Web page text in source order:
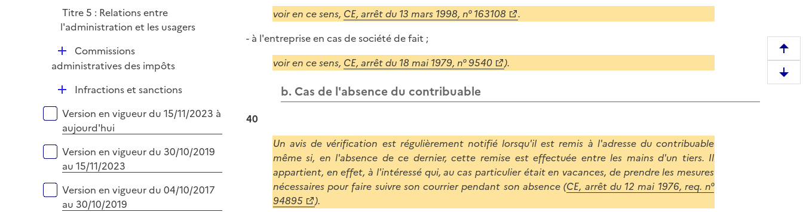
r
l
i
e
Titre 5 : Relations entre
l'administration et les usagers
D
é
i
e
r
Commissions
administratives des impôts
D
p
l
i
r
Infractions et sanctions
Versions sur la période
Version en vigueur du 15/11/2023 à
aujourd'hui
Version en vigueur du 30/10/2019
au 15/11/2023
Version en vigueur du 04/10/2017
au 30/10/2019
voir en ce sens, CE, arrêt du 13 mars 1998, n° 163108
.
- à l'entreprise en cas de société de fait ;
voir en ce sens, CE, arrêt du 18 mai 1979, n° 9540 ).
b. Cas de l'absence du contribuable
40
Un avis de vérification est régulièrement notifié lorsqu'il est remis à l'adresse du contribuable
même si, en l'absence de ce dernier, cette remise est effectuée entre les mains d'un tiers. Il
appartient, en effet, à l'intéressé qui, au cas particulier était en vacances, de prendre les mesures
nécessaires pour faire suivre son courrier pendant son absence (CE, arrêt du 12 mai 1976, req. n°
94895
).
e
m
D